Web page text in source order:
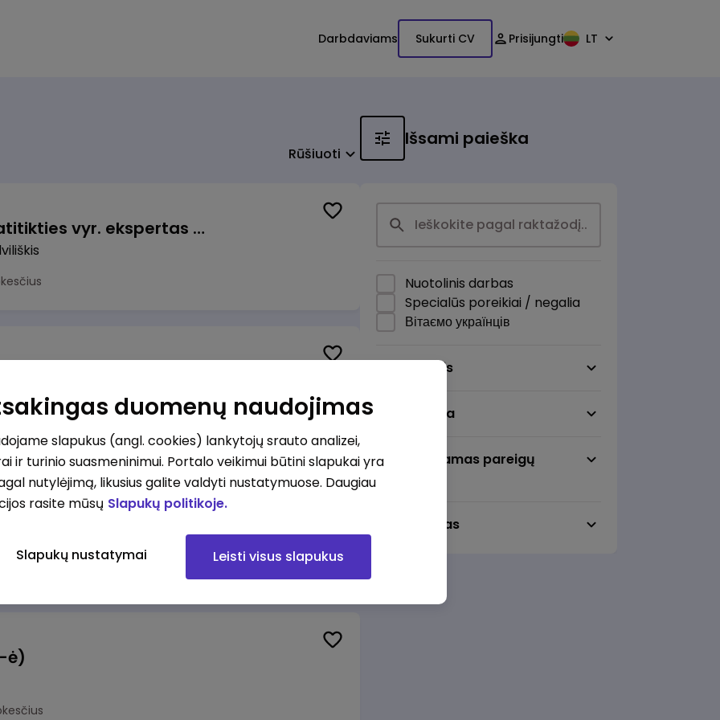
Darbdaviams Sukurti CV Prisijungti LT
Rūšiuoti
Veiklos užtikrinimo ir atitikties vyr. ekspertas (-ė) (Radviliškis) (Radviliškis, LT)
Veiklos užtikrinimo ir atitikties vyr. ekspertas (-ė) (Klaipėda) (Klaipėda, LT)
ė)
Išsami paieška
Nuotolinis darbas
Specialūs poreikiai / negalia
Вітаємо українців
Darbo sritis
Darbo vieta
Pageidaujamas pareigų
Darbo laikas
duomenų naudojimas
slapukus (angl. cookies) lankytojų srauto analizei,
ir turinio suasmeninimui. Portalo veikimui būtini slapukai yra
nutylėjimą, likusius galite valdyti nustatymuose. Daugiau
rasite mūsų Slapukų politikoje.
Slapukų nustatymai Leisti visus slapukus